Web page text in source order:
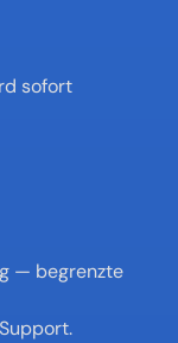
sofort
— begrenzte